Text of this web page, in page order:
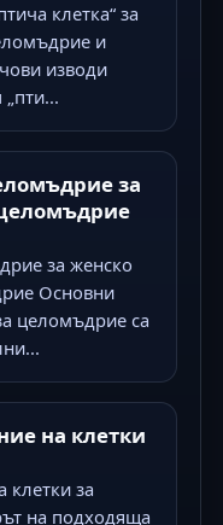
клетка“ за
и
изводи
за
за женско
Основни
целомъдрие са
на клетки
клетки за
на подходяща